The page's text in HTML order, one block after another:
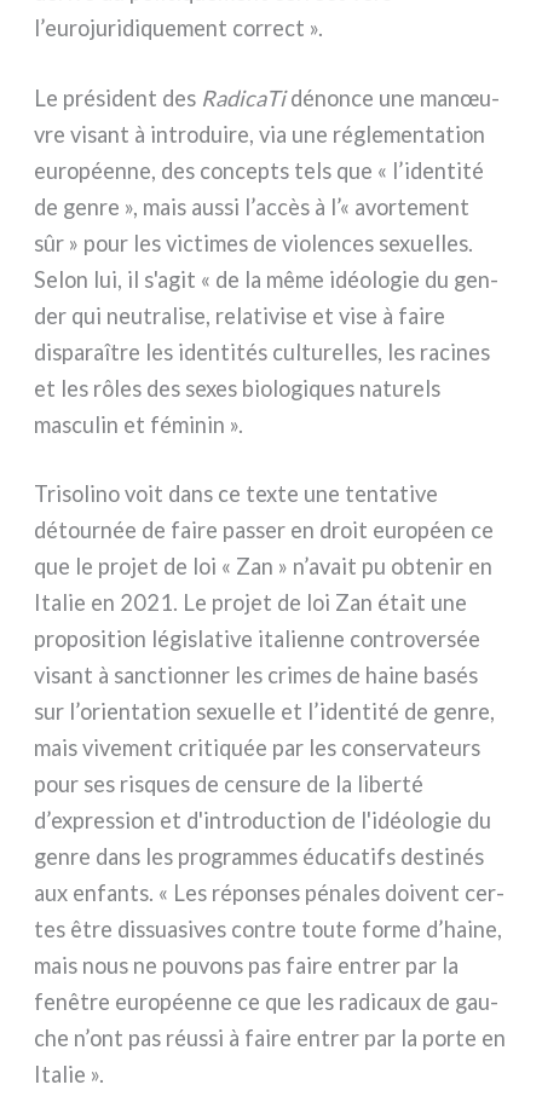
l’eurojuridiquement cor­rect ».
Le pré­si­dent des RadicaTidénon­ce une manœu­
vre visant à intro­dui­re, via une régle­men­ta­tion
euro­péen­ne, des con­cep­ts tels que « l’identité
de gen­re », mais aus­si l’accès à l’« avor­te­ment
sûr » pour les vic­ti­mes de vio­len­ces sexuel­les.
Selon lui, il s'agit « de la même idéo­lo­gie du gen­
der qui neu­tra­li­se, rela­ti­vi­se et vise à fai­re
dispa­raî­tre les iden­ti­tés cul­tu­rel­les, les raci­nes
et les rôles des sexes bio­lo­gi­ques natu­rels
mascu­lin et fémi­nin ».
Trisolino voit dans ce tex­te une ten­ta­ti­ve
détour­née de fai­re pas­ser en droit euro­péen ce
que le pro­jet de loi « Zan » n’avait pu obte­nir en
Italie en 2021. Le pro­jet de loi Zan était une
pro­po­si­tion légi­sla­ti­ve ita­lien­ne con­tro­ver­sée
visant à sanc­tion­ner les cri­mes de hai­ne basés
sur l’orientation sexuel­le et l’identité de gen­re,
mais vive­ment cri­ti­quée par les con­ser­va­teurs
pour ses risques de cen­su­re de la liber­té
d’expression et d'introduction de l'idéologie du
gen­re dans les pro­gram­mes édu­ca­tifs desti­nés
aux enfan­ts. « Les répon­ses péna­les doi­vent cer­
tes être dis­sua­si­ves con­tre tou­te for­me d’haine,
mais nous ne pou­vons pas fai­re entrer par la
fenê­tre euro­péen­ne ce que les radi­caux de gau­
che n’ont pas réus­si à fai­re entrer par la por­te en
Italie ».